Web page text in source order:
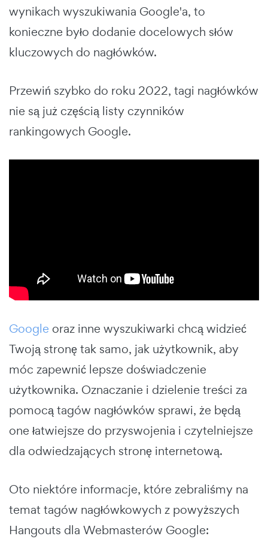
wynikach wyszukiwania Google'a, to
konieczne było dodanie docelowych słów
kluczowych do nagłówków.
Przewiń szybko do roku 2022, tagi nagłówków
nie są już częścią listy czynników
rankingowych Google.
Google oraz inne wyszukiwarki chcą widzieć
Twoją stronę tak samo, jak użytkownik, aby
móc zapewnić lepsze doświadczenie
użytkownika. Oznaczanie i dzielenie treści za
pomocą tagów nagłówków sprawi, że będą
one łatwiejsze do przyswojenia i czytelniejsze
dla odwiedzających stronę internetową.
Oto niektóre informacje, które zebraliśmy na
temat tagów nagłówkowych z powyższych
Hangouts dla Webmasterów Google: